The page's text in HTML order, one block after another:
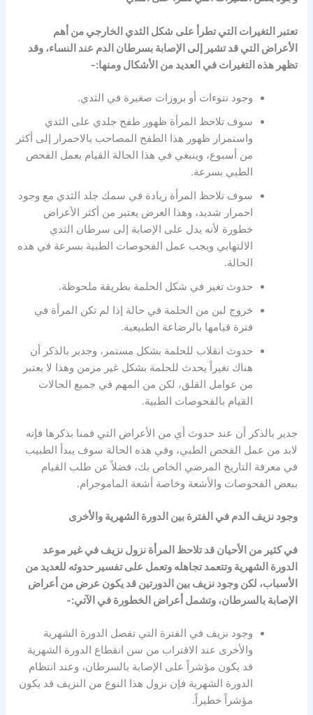
تعتبر التغيرات التي تطرأ على شكل الثدي الخارجي من أهم
الأعراض التي قد تشير إلى الإصابة بسرطان الدم عند النساء، وقد
تظهر هذه التغيرات في العديد من الأشكال ومنها:-
وجود نتوءات أو بروزات صغيرة في الثدي.
سوف تلاحظ المرأة ظهور طفح جلدي على الثدي
واستمرار ظهور هذا الطفح المصاحب بالاحمرار إلى أكثر
من أسبوع، وينبغي في هذا الحالة القيام بعمل الفحص
الطبي بسرعة.
سوف تلاحظ المرأة زيادة في سمك جلد الثدي مع وجود
احمرار شديد، وهذا العرض يعتبر من أكثر الأعراض
خطورة لأنه يدل على الإصابة إلى سرطان الثدي
الالتهابي ويجب عمل الفحوصات الطبية بسرعة في هذه
الحالة.
حدوث تغير في شكل الحلمة بطريقة ملحوظة.
خروج لبن من الحلمة في حالة إذا لم تكن المرأة في
فترة قيامها بالرضاعة الطبيعية.
حدوث انقلاب للحلمة بشكل مستمر، وجدير بالذكر أن
هناك تغيراً يحدث للحلمة بشكل غير مزمن وهذا لا يعتبر
من عوامل القلق، لكن من المهم في جميع الحالات
القيام بالفحوصات الطبية.
جدير بالذكر أن عند حدوث أي من الأعراض التي قمنا بذكرها فإنه
لابد من عمل الفحص الطبي، وفي هذه الحالة سوف يبدأ الطبيب
في معرفة التاريخ المرضي الخاص بك، فضلاً عن طلب القيام
ببعض الفحوصات والأشعة وخاصة أشعة الماموجرام.
وجود نزيف الدم في الفترة بين الدورة الشهرية والأخرى
في كثير من الأحيان قد تلاحظ المرأة نزول نزيف في غير موعد
الدورة الشهرية وتتعمد تجاهله وتعمل على تفسير حدوثه للعديد من
الأسباب، لكن وجود نزيف بين الدورتين قد يكون عرض من أعراض
الإصابة بالسرطان، وتشمل أعراض الخطورة في الآتي:-
وجود نزيف في الفترة التي تفصل الدورة الشهرية
والأخرى عند الاقتراب من سن انقطاع الدورة الشهرية
قد يكون مؤشراً على الإصابة بالسرطان، وعند انتظام
الدورة الشهرية فإن نزول هذا النوع من النزيف قد يكون
مؤشراً خطيراً.